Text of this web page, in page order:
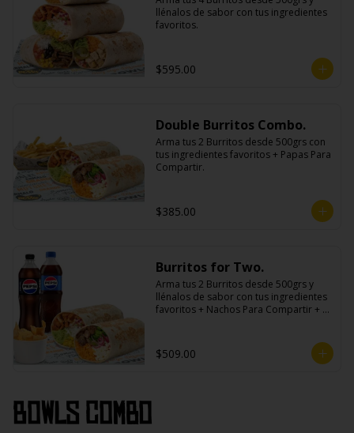
llénalos de sabor con tus ingredientes
favoritos.
$595.00
Double Burritos Combo.
Arma tus 2 Burritos desde 500grs con
tus ingredientes favoritos + Papas Para
Compartir.
$385.00
Burritos for Two.
Arma tus 2 Burritos desde 500grs y
llénalos de sabor con tus ingredientes
favoritos + Nachos Para Compartir + 2
$509.00
Bowls Combo